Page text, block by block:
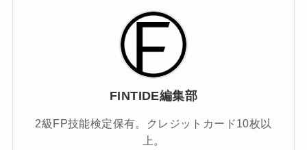
FINTIDE編集部
2級FP技能検定保有。クレジットカード10枚以
上。